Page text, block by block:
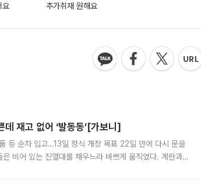
요 추가취재 원해요
재고 없어 ‘발동동’[가보니]
등 순차 입고…13일 정식 개장 목표 22일 만에 다시 문을
비어 있는 진열대를 채우느라 바쁘게 움직였다. 계란과